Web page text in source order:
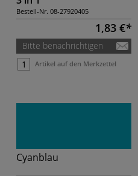
Bestell-Nr. 08-27920405
1,83 €
Bitte benachrichtigen
Artikel auf den Merkzettel
Cyanblau